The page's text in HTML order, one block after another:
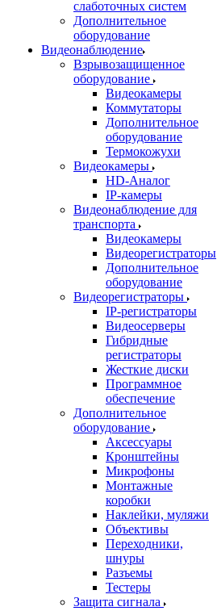
слаботочных систем
Дополнительное
оборудование
Видеонаблюдение
Взрывозащищенное
оборудование
Видеокамеры
Коммутаторы
Дополнительное
оборудование
Термокожухи
Видеокамеры
HD-Аналог
IP-камеры
Видеонаблюдение для
транспорта
Видеокамеры
Видеорегистраторы
Дополнительное
оборудование
Видеорегистраторы
IP-регистраторы
Видеосерверы
Гибридные
регистраторы
Жесткие диски
Программное
обеспечение
Дополнительное
оборудование
Аксессуары
Кронштейны
Микрофоны
Монтажные
коробки
Наклейки, муляжи
Объективы
Переходники,
шнуры
Разъемы
Тестеры
Защита сигнала